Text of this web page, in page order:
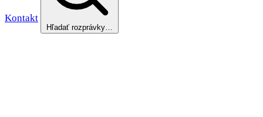
Kontakt
Hľadať rozprávky…